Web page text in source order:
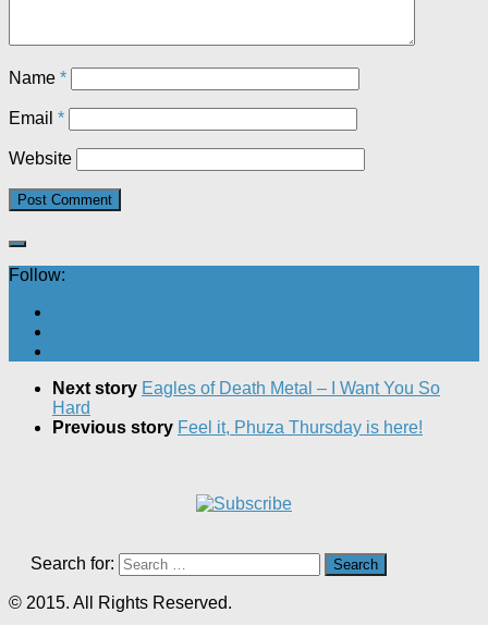
Name *
Email *
Website
Follow:
Next story Eagles of Death Metal – I Want You So
Hard
Previous story Feel it, Phuza Thursday is here!
Search for:
© 2015. All Rights Reserved.